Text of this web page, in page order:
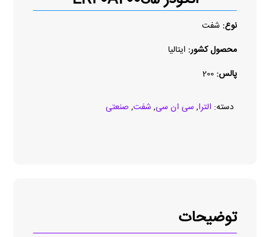
نوع: شفت
محصول کشور: ایتالیا
پالس: 200
دسته: الترا, سی ان سی, شفت, صنعتی
توضیحات